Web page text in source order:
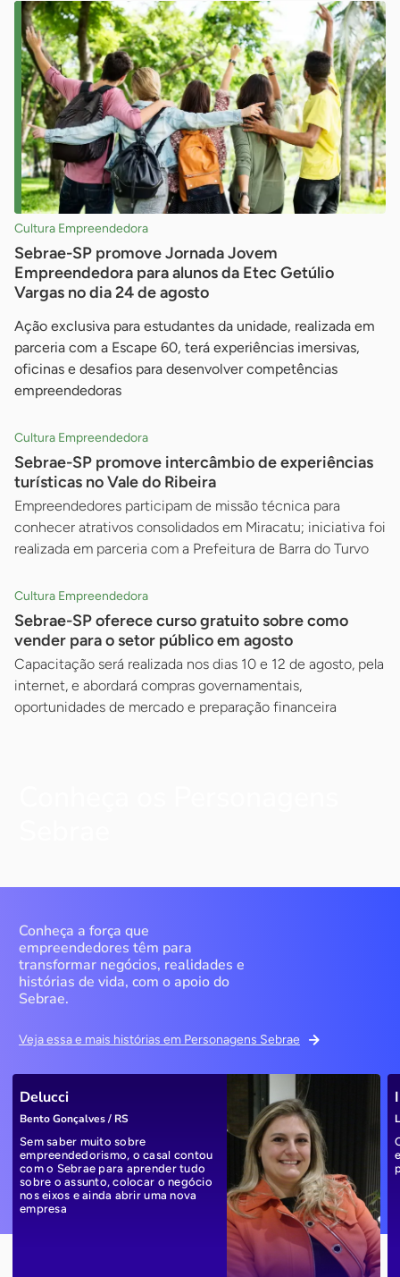
Cultura Empreendedora
Sebrae-SP promove Jornada Jovem
Empreendedora para alunos da Etec Getúlio
Vargas no dia 24 de agosto
Ação exclusiva para estudantes da unidade, realizada em
parceria com a Escape 60, terá experiências imersivas,
oficinas e desafios para desenvolver competências
empreendedoras
Cultura Empreendedora
Sebrae-SP promove intercâmbio de experiências
turísticas no Vale do Ribeira
Empreendedores participam de missão técnica para
conhecer atrativos consolidados em Miracatu; iniciativa foi
realizada em parceria com a Prefeitura de Barra do Turvo
Cultura Empreendedora
Sebrae-SP oferece curso gratuito sobre como
vender para o setor público em agosto
Capacitação será realizada nos dias 10 e 12 de agosto, pela
internet, e abordará compras governamentais,
oportunidades de mercado e preparação financeira
Conheça a força que
empreendedores têm para
transformar negócios, realidades e
histórias de vida, com o apoio do
Sebrae.
Veja essa e mais histórias em Personagens Sebrae
Delucci
Bento Gonçalves / RS
Sem saber muito sobre
empreendedorismo, o casal contou
com o Sebrae para aprender tudo
sobre o assunto, colocar o negócio
nos eixos e ainda abrir uma nova
empresa